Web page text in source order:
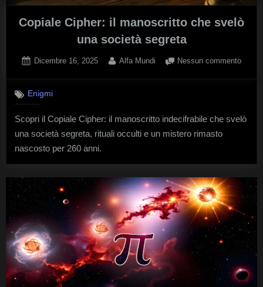
Copiale Cipher: il manoscritto che svelò
una società segreta
Posted
Dicembre 16, 2025 By
Alfa Mundi Nessun commentosu
che
Enigmi
Scopri il Copiale Cipher: il manoscritto indecifrabile che svelò
una società segreta, rituali occulti e un mistero rimasto
nascosto per 260 anni.